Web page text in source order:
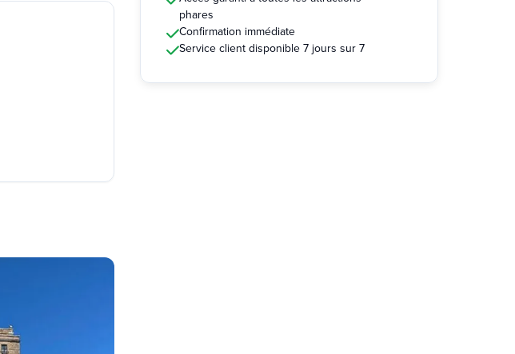
phares
Confirmation immédiate
Service client disponible 7 jours sur 7